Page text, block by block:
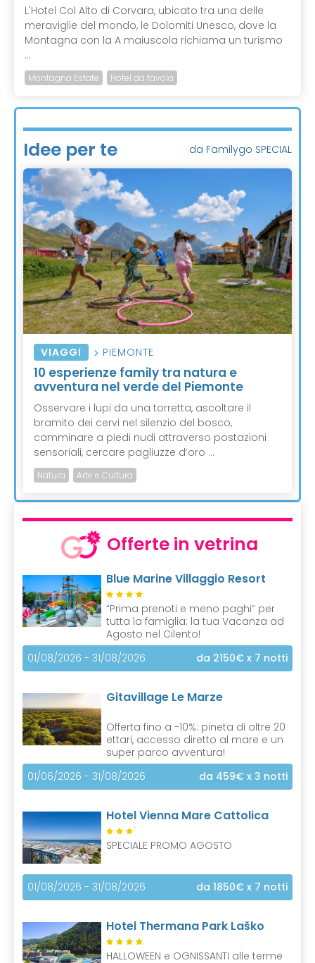
L'Hotel Col Alto di Corvara, ubicato tra una delle
meraviglie del mondo, le Dolomiti Unesco, dove la
Montagna con la A maiuscola richiama un turismo
...
Montagna Estate Hotel da favola
Idee per te da Familygo SPECIAL
VIAGGI PIEMONTE
10 esperienze family tra natura e
avventura nel verde del Piemonte
Osservare i lupi da una torretta, ascoltare il
bramito dei cervi nel silenzio del bosco,
camminare a piedi nudi attraverso postazioni
sensoriali, cercare pagliuzze d’oro ...
Natura Arte e Cultura
Offerte in vetrina
Blue Marine Villaggio Resort
“Prima prenoti e meno paghi” per
tutta la famiglia: la tua Vacanza ad
Agosto nel Cilento!
01/08/2026 - 31/08/2026
da 2150€ x 7 notti
Gitavillage Le Marze
Offerta fino a -10%: pineta di oltre 20
ettari, accesso diretto al mare e un
super parco avventura!
01/06/2026 - 31/08/2026
da 459€ x 3 notti
Hotel Vienna Mare Cattolica
S
SPECIALE PROMO AGOSTO
01/08/2026 - 31/08/2026 da 1850€ x 7 notti
Hotel Thermana Park Laško
HALLOWEEN e OGNISSANTI alle terme